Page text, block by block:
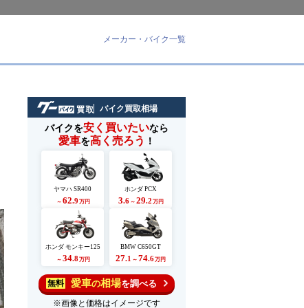
メーカー・バイク一覧
バイク買取相場
バイクを安く買いたいなら
愛車を高く売ろう ！
ヤマハ SR400
～ 62.9 万円
ホンダ PCX
3.6 ～ 29.2 万円
ホンダ モンキー125
～ 34.8万円
BMW C650GT
27.1 ～ 74.6万円
無料 愛車の相場を調べる
※画像と価格はイメージです